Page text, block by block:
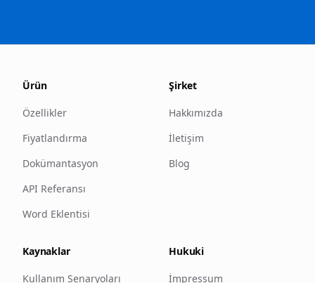
Ürün
Özellikler
Fiyatlandırma
Dokümantasyon
API Referansı
Word Eklentisi
Şirket
Hakkımızda
İletişim
Blog
Kaynaklar
Kullanım Senaryoları
Hukuki
İmpressum